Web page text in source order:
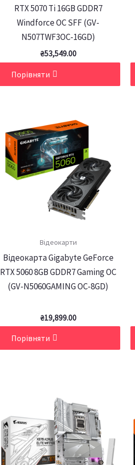
RTX 5070 Tі 16GB GDDR7
Windforce OC SFF (GV-
N507TWF3OC-16GD)
₴53,549.00
Порівняти
Відеокарти
Відеокарта Gigabyte GeForce
RTX 5060 8GB GDDR7 Gaming OC
(GV-N5060GAMING OC-8GD)
₴19,899.00
Порівняти